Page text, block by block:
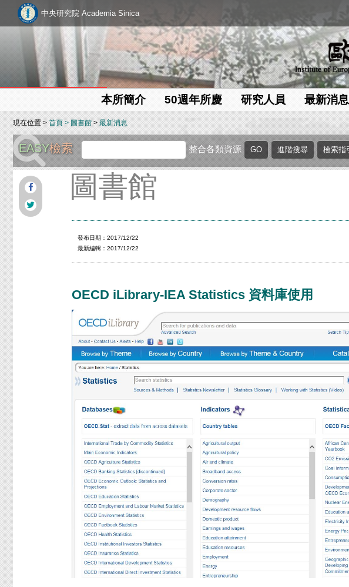
中央研究院 Academia Sinica
本所簡介 50週年所慶 研究人員 最新消息
現在位置 >首頁 >圖書館>最新消息
EASY檢索 整合各類資源
圖書館
發布日期：2017/12/22
最新編輯：2017/12/22
OECD iLibrary-IEA Statistics 資料庫使用